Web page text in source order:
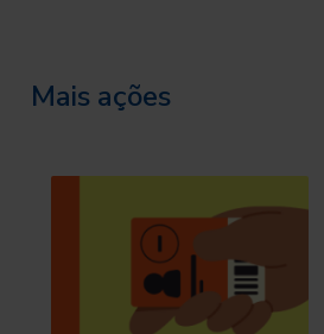
Mais ações